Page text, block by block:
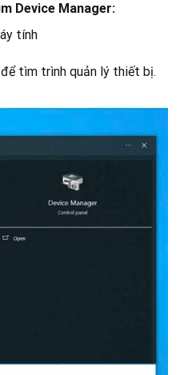
Device Manager:
tính
tìm trình quản lý thiết bị.